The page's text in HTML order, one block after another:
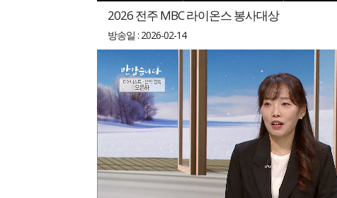
2026 전주 MBC 라이온스 봉사대상
방송일 : 2026-02-14